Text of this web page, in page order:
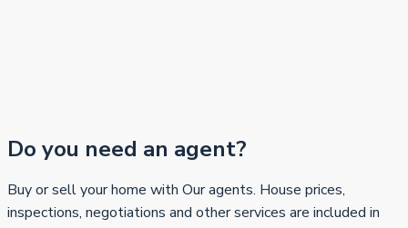
Do you need an agent?
Buy or sell your home with Our agents. House prices,
inspections, negotiations and other services are included in